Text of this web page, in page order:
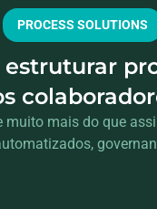
PROCESS SOLUTIONS
estruturar
muito mais do que